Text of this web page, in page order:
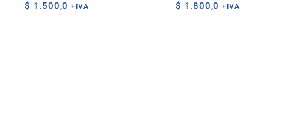
$ 1.500,0 +IVA $ 1.800,0 +IVA